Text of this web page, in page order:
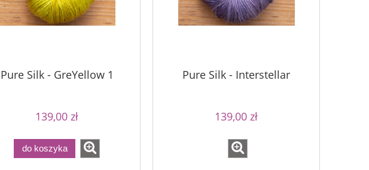
Pure Silk - GreYellow 1
139,00 zł
do koszyka
Pure Silk - Interstellar
139,00 zł